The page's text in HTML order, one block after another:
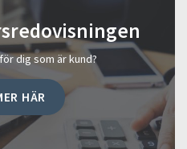
dig som är kund?
HÄR